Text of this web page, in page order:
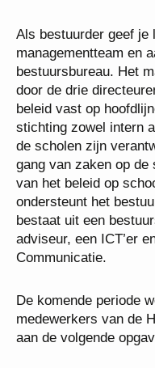
Als bestuurder geef je
managementteam en
bestuursbureau. Het
door de drie
beleid vast op
stichting zowel intern
de scholen zijn
gang van zaken op
van het beleid op
ondersteunt het
bestaat uit een
adviseur, een ICT’er
Communicatie.
De komende periode
medewerkers van de
aan de volgende